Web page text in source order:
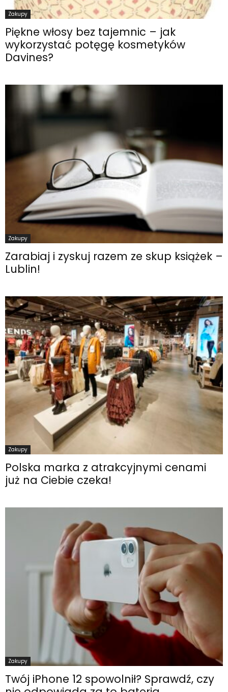
Zakupy
Piękne włosy bez tajemnic – jak
wykorzystać potęgę kosmetyków
Davines?
Zakupy
Zarabiaj i zyskuj razem ze skup książek –
Lublin!
Zakupy
Polska marka z atrakcyjnymi cenami
już na Ciebie czeka!
Zakupy
Twój iPhone 12 spowolnił? Sprawdź, czy